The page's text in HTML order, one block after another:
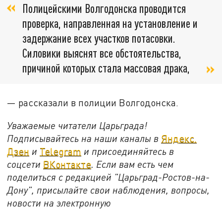
Полицейскими Волгодонска проводится
проверка, направленная на установление и
задержание всех участков потасовки.
Силовики выяснят все обстоятельства,
причиной которых стала массовая драка,
— рассказали в полиции Волгодонска.
Уважаемые читатели Царьграда!
Подписывайтесь на наши каналы в Яндекс.
Дзен и Telegram и присоединяйтесь в
соцсети ВКонтакте. Если вам есть чем
поделиться с редакцией "Царьград-Ростов-на-
Дону", присылайте свои наблюдения, вопросы,
новости на электронную